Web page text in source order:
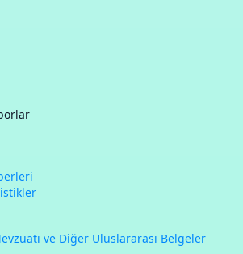
ve Diğer Uluslararası Belgeler